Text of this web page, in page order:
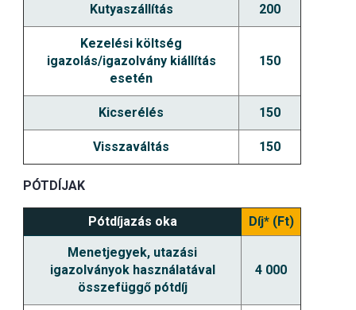
Kutyaszállítás 200
Kezelési költség
igazolás/igazolvány kiállítás
esetén
150
Kicserélés 150
Visszaváltás 150
PÓTDÍJAK
Pótdíjazás oka Díj* (Ft)
Menetjegyek, utazási
igazolványok használatával
összefüggő pótdíj
4 000